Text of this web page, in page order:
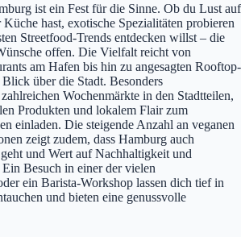
ist ein Fest für die Sinne. Ob du Lust auf
hast, exotische Spezialitäten probieren
Streetfood-Trends entdecken willst – die
offen. Die Vielfalt reicht von
am Hafen bis hin zu angesagten Rooftop-
über die Stadt. Besonders
Wochenmärkte in den Stadtteilen,
Produkten und lokalem Flair zum
einladen. Die steigende Anzahl an veganen
zeigt zudem, dass Hamburg auch
und Wert auf Nachhaltigkeit und
Besuch in einer der vielen
ein Barista-Workshop lassen dich tief in
und bieten eine genussvolle